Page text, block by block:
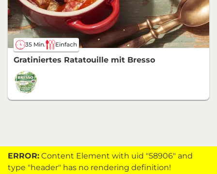
35 Min. Einfach
Gratiniertes Ratatouille mit Bresso
ERROR: Content Element with uid "58906" and
type "header" has no rendering definition!